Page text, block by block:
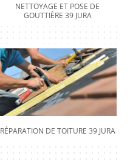
NETTOYAGE ET POSE DE
GOUTTIÈRE 39 JURA
RÉPARATION DE TOITURE 39 JURA